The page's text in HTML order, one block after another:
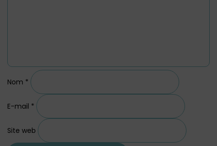
Nom *
E-mail *
Site web